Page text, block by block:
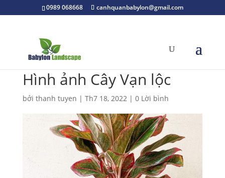
0989 068668 canhquanbabylon@gmail.com
Hình ảnh Cây Vạn lộc
bởi thanh tuyen | Th7 18, 2022| 0 Lời bình